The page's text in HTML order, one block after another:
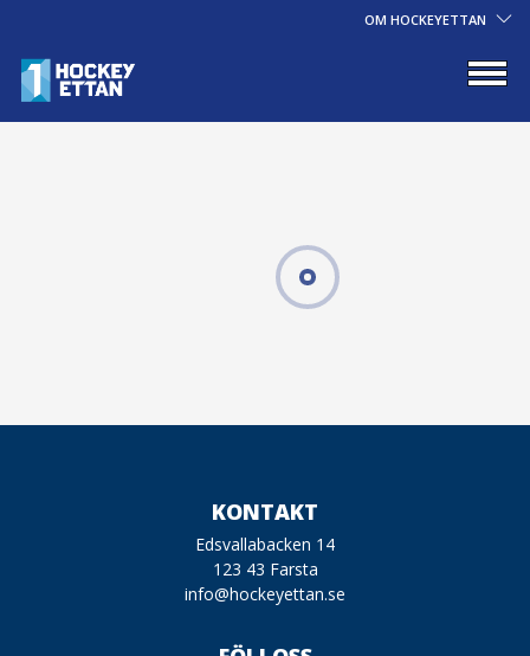
OM HOCKEYETTAN
KONTAKT
Edsvallabacken 14
123 43 Farsta
info@hockeyettan.se